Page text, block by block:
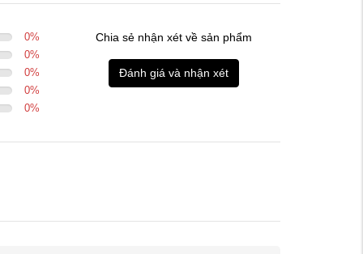
0%
0%
0%
0%
0%
Chia sẻ nhận xét về sản phẩm
Đánh giá và nhận xét